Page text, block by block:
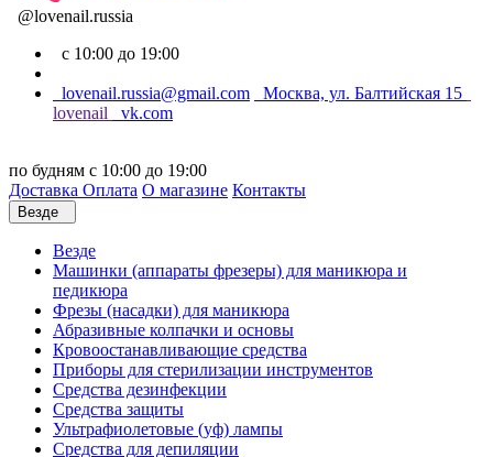
@lovenail.russia
с 10:00 до 19:00
lovenail.russia@gmail.com
Москва, ул. Балтийская 15
lovenail
vk.com
по будням с 10:00 до 19:00
Доставка Оплата О магазине Контакты
Везде
Везде
Машинки (аппараты фрезеры) для маникюра и
педикюра
Фрезы (насадки) для маникюра
Абразивные колпачки и основы
Кровоостанавливающие средства
Приборы для стерилизации инструментов
Средства дезинфекции
Средства защиты
Ультрафиолетовые (уф) лампы
Средства для депиляции